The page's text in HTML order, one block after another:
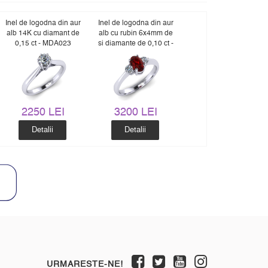
Inel de logodna din aur
alb 14K cu diamant de
0,15 ct - MDA023
2250 LEI
Detalii
Inel de logodna din aur
alb cu rubin 6x4mm de
si diamante de 0,10 ct -
MDR017
3200 LEI
Detalii
URMARESTE-NE!